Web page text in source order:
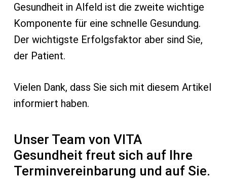
Gesundheit in Alfeld ist die zweite wichtige
Komponente für eine schnelle Gesundung.
Der wichtigste Erfolgsfaktor aber sind Sie,
der Patient.
Vielen Dank, dass Sie sich mit diesem Artikel
informiert haben.
Unser Team von VITA
Gesundheit freut sich auf Ihre
Terminvereinbarung und auf Sie.